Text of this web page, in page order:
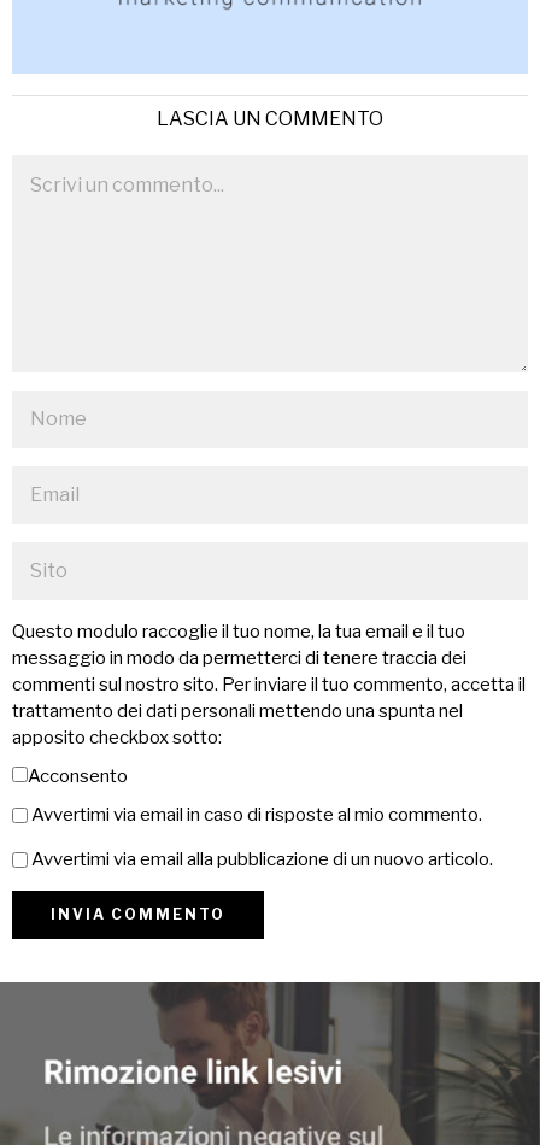
LASCIA UN COMMENTO
Questo modulo raccoglie il tuo nome, la tua email e il tuo
messaggio in modo da permetterci di tenere traccia dei
commenti sul nostro sito. Per inviare il tuo commento, accetta il
trattamento dei dati personali mettendo una spunta nel
apposito checkbox sotto:
Acconsento
Avvertimi via email in caso di risposte al mio commento.
Avvertimi via email alla pubblicazione di un nuovo articolo.